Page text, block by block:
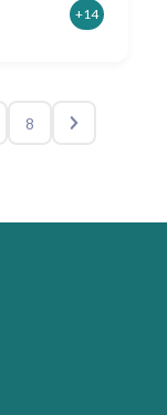
+14
8